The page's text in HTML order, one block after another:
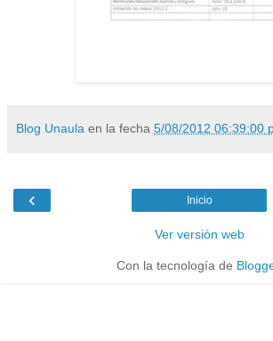
Blog Unaula en la fecha 5/08/2012 06:39:00
‹ Inicio
Ver versión web
Con la tecnología de